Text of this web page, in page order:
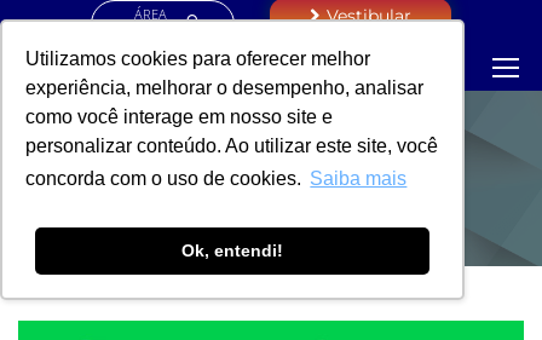
Utilizamos cookies para oferecer melhor
experiência, melhorar o desempenho, analisar
como você interage em nosso site e
personalizar conteúdo. Ao utilizar este site, você
concorda com o uso de cookies. Saiba mais
Ok, entendi!
ÁREA
Vestibular
NOTÍCIAS